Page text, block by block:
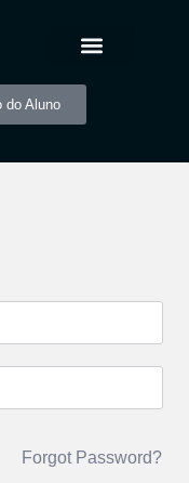
do Aluno
Forgot Password?